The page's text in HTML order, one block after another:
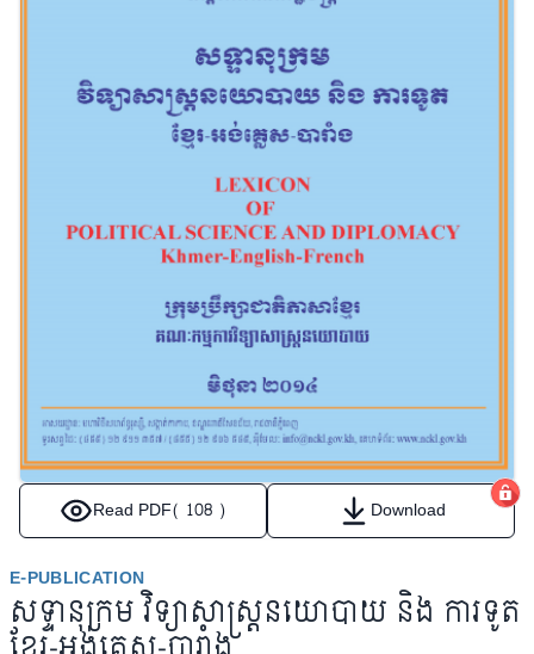
Read PDF( 108 ) Download
E-PUBLICATION
សទ្ទានុក្រម វិទ្យាសាស្ត្រនយោបាយ និង ការទូត